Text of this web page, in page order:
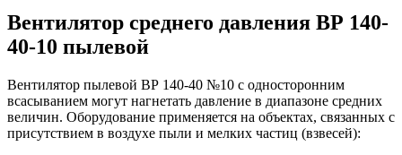
Вентилятор среднего давления ВР 140-
40-10 пылевой
Вентилятор пылевой ВР 140-40 №10 с односторонним
всасыванием могут нагнетать давление в диапазоне средних
величин. Оборудование применяется на объектах, связанных с
присутствием в воздухе пыли и мелких частиц (взвесей):